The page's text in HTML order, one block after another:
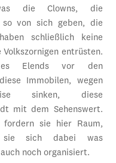
die Clowns, die
so von sich geben, die
schließlich keine
entrüsten.
Elends vor den
Immobilen, wegen
sinken, diese
mit dem Sehenswert.
sie hier Raum,
sie sich dabei was
noch organisiert.